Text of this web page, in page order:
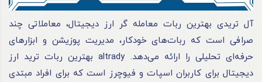
آل تریدی بهترین ربات معامله گر ارز دیجیتال، معاملاتی چند
صرافی است که ربات‌های خودکار، مدیریت پوزیشن و ابزارهای
حرفه‌ای تحلیلی را ارائه می‌دهد. altrady بهترین ربات ترید ارز
دیجیتال برای کاربران اسپات و فیوچرز است که برای افراد مبتدی